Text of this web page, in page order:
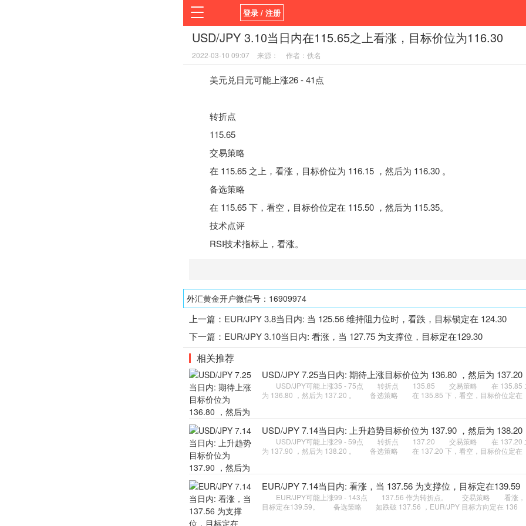
登录 / 注册
首页 新闻 观点
货币
平台
指标EA
USD/JPY 3.10当日内在115.65之上看涨，目标价位为116.30
2022-03-10 09:07 来源： 作者：佚名
美元兑日元可能上涨26 - 41点
转折点
115.65
交易策略
在 115.65 之上，看涨，目标价位为 116.15 ，然后为 116.30 。
备选策略
在 115.65 下，看空，目标价位定在 115.50 ，然后为 115.35。
技术点评
RSI技术指标 上，看涨。
外汇黄金开户微信号：16909974
上一篇： EUR/JPY 3.8当日内: 当 125.56 维持阻力位时，看跌，目标锁定在 124.30
下一篇： EUR/JPY 3.10当日内: 看涨，当 127.75 为支撑位，目标定在129.30
相关推荐
USD/JPY 7.25当日内: 期待上涨目标价位为 136.80 ，然后为 137.20
USD/JPY可能上涨35 - 75点 转折点 135.85 交易策略 在 135.85 之
为 136.80 ，然后为 137.20 。 备选策略 在 135.85 下，看空，目标价位定在
USD/JPY 7.14当日内: 上升趋势目标价位为 137.90 ，然后为 138.20
USD/JPY可能上涨29 - 59点 转折点 137.20 交易策略 在 137.20 之
为 137.90 ，然后为 138.20 。 备选策略 在 137.20 下，看空，目标价位定在
EUR/JPY 7.14当日内: 看涨，当 137.56 为支撑位，目标定在139.59
EUR/JPY可能上涨99 - 143点 137.56 作为转折点。 交易策略 看涨，当
目标定在139.59。 备选策略 如跌破 137.56 ，EUR/JPY 目标方向定在 136